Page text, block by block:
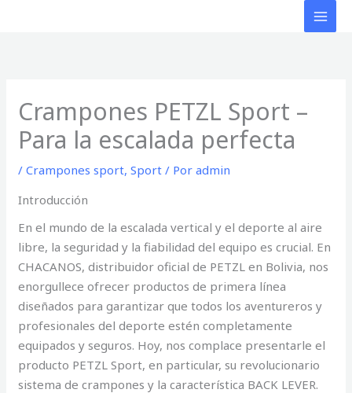
Crampones PETZL Sport –
Para la escalada perfecta
/Crampones sport,Sport / Poradmin
Introducción
En el mundo de la escalada vertical y el deporte al aire
libre, la seguridad y la fiabilidad del equipo es crucial. En
CHACANOS, distribuidor oficial de PETZL en Bolivia, nos
enorgullece ofrecer productos de primera línea
diseñados para garantizar que todos los aventureros y
profesionales del deporte estén completamente
equipados y seguros. Hoy, nos complace presentarle el
producto PETZL Sport, en particular, su revolucionario
sistema de crampones y la característica BACK LEVER.